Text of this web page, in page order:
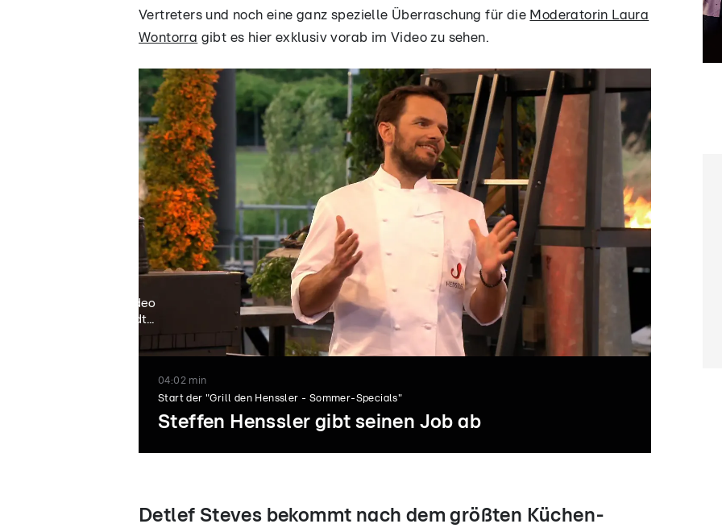
Vertreters und noch eine ganz spezielle Überraschung für die Moderatorin Laura
Wontorra gibt es hier exklusiv vorab im Video zu sehen.
Video
lädt...
04:02 min
Start der "Grill den Henssler - Sommer-Specials"
Steffen Henssler gibt seinen Job ab
Detlef Steves bekommt nach dem größten Küchen-